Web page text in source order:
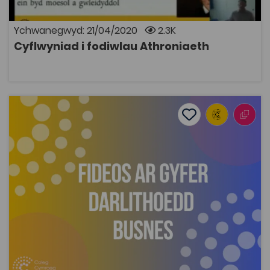
Ychwanegwyd: 21/04/2020 2.3K
Cyflwyniad i fodiwlau Athroniaeth
AGOR
Fideos ar gyfer darlithoedd Busnes
Add to favourites
Dyddiad cyhoeddi: 2014 Add to favourites
Fideos ar gyfer darlithoedd Busnes
2.6K
Tagiau
Astudiaethau Busnes
Pont i'r Brifysgol
Adnodd Coleg Cymraeg
Dyma gyfres o glipiau fideo byr gyda siaradwyr
Cymraeg sy’n gweithio mewn swyddi perthnasol i
fodiwlau busnes mewn Addysg Uwch ac Addysg
Bellach. Mae’r unigolion sy’n ymddangos yn y clipiau yn
dod o gefndiroedd busnes gwahanol gan gynnwys